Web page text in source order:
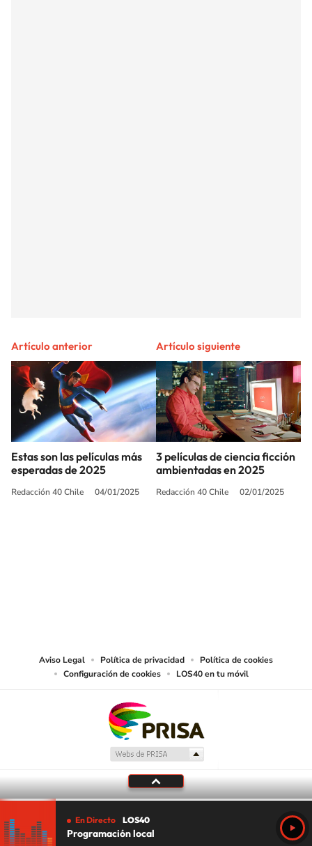
Artículo anterior
Estas son las películas más
esperadas de 2025
Redacción 40 Chile 04/01/2025
Artículo siguiente
3 películas de ciencia ficción
ambientadas en 2025
Redacción 40 Chile 02/01/2025
Aviso Legal Política de privacidad
Política de cookies
Configuración de cookies
LOS40 en tu móvil
En Directo LOS40
Programación local